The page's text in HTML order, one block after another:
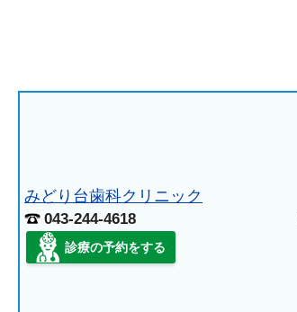
みどり台歯科クリニック
043-244-4618
診療の予約をする